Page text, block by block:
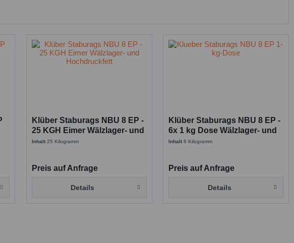
Klüber Staburags NBU 8 EP -
25 KGH Eimer Wälzlager- und
Hochdruckfett
Inhalt25 Kilogramm
Preis auf Anfrage
Details
Klüber Staburags NBU 8 EP -
6x 1 kg Dose Wälzlager- und
Hochdruckfett
Inhalt6 Kilogramm
Preis auf Anfrage
Details